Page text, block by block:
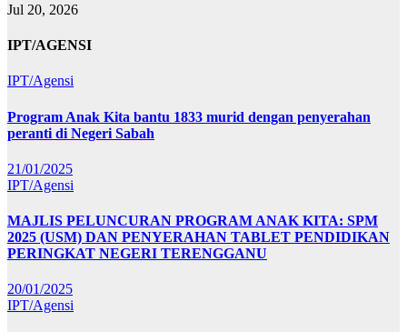
Jul 20, 2026
IPT/AGENSI
IPT/Agensi
Program Anak Kita bantu 1833 murid dengan penyerahan
peranti di Negeri Sabah
21/01/2025
IPT/Agensi
MAJLIS PELUNCURAN PROGRAM ANAK KITA: SPM
2025 (USM) DAN PENYERAHAN TABLET PENDIDIKAN
PERINGKAT NEGERI TERENGGANU
20/01/2025
IPT/Agensi